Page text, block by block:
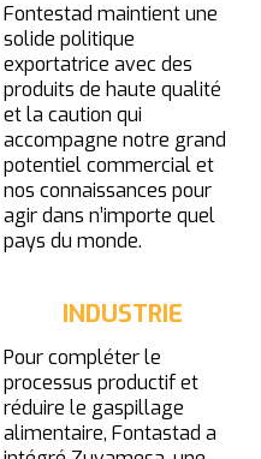
Fontestad maintient une
solide politique
exportatrice avec des
produits de haute qualité
et la caution qui
accompagne notre grand
potentiel commercial et
nos connaissances pour
agir dans n’importe quel
pays du monde.
INDUSTRIE
Pour compléter le
processus productif et
réduire le gaspillage
alimentaire, Fontastad a